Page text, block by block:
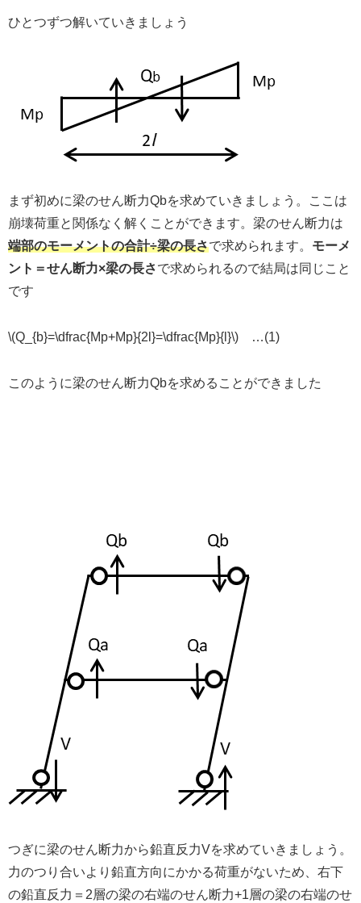
ひとつずつ解いていきましょう
まず初めに梁のせん断力Qbを求めていきましょう。ここは
崩壊荷重と関係なく解くことができます。梁のせん断力は
端部のモーメントの合計÷梁の長さで求められます。 モーメ
ント＝せん断力×梁の長さで求められるので結局は同じこと
です
\(Q_{b}=\dfrac{Mp+Mp}{2l}=\dfrac{Mp}{l}\) …(1)
このように梁のせん断力Qbを求めることができました
つぎに梁のせん断力から鉛直反力Vを求めていきましょう。
力のつり合いより鉛直方向にかかる荷重がないため、右下
の鉛直反力＝2層の梁の右端のせん断力+1層の梁の右端のせ